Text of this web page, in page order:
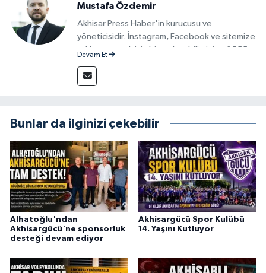
Mustafa Özdemir
Akhisar Press Haber'in kurucusu ve
yöneticisidir. İnstagram, Facebook ve sitemize
reklam vermek için bize ulaşabilirsiniz - 0555
Devam Et
Bunlar da ilginizi çekebilir
Alhatoğlu'ndan
Akhisargücü'ne sponsorluk
desteği devam ediyor
Akhisargücü Spor Kulübü
14. Yaşını Kutluyor